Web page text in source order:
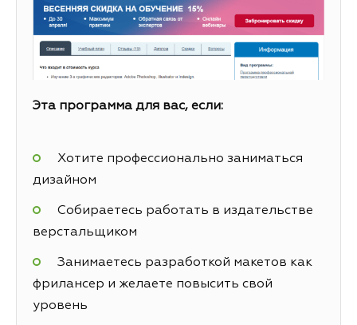
Эта программа для вас, если:
Хотите профессионально заниматься
дизайном
Собираетесь работать в издательстве
верстальщиком
Занимаетесь разработкой макетов как
фрилансер и желаете повысить свой
уровень